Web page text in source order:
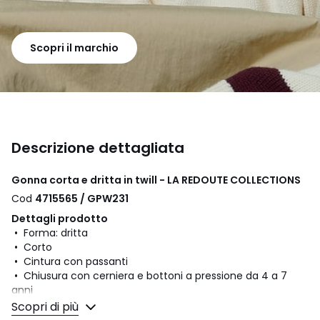
Scopri il marchio
Descrizione dettagliata
Gonna corta e dritta in twill - LA REDOUTE COLLECTIONS
Cod 4715565 / GPW231
Dettagli prodotto
• Forma: dritta
• Corto
• Cintura con passanti
• Chiusura con cerniera e bottoni a pressione da 4 a 7
anni
• Con cerniera e bottoni da 8 a 14 anni
Scopri di più